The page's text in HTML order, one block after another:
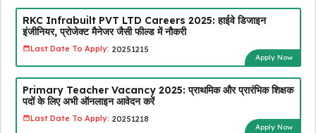
RKC Infrabuilt PVT LTD Careers 2025: हाईवे डिजाइन
इंजीनियर, प्रोजेक्ट मैनेजर जैसी फील्ड में नौकरी
Last Date To Apply: 20251215
Apply Now
Primary Teacher Vacancy 2025: प्राथमिक और प्रारंभिक शिक्षक
पदों के लिए अभी ऑनलाइन आवेदन करें
Last Date To Apply: 20251218
Apply Now